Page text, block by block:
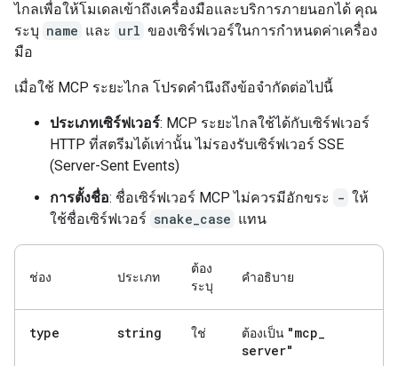
ไกลเพื่อให้โมเดลเข้าถึงเครื่องมือและบริการภายนอกได้ คุณ
ระบุ name และ url ของเซิร์ฟเวอร์ในการกำหนดค่าเครื่อง
มือ
เมื่อใช้ MCP ระยะไกล โปรดคำนึงถึงข้อจำกัดต่อไปนี้
ประเภทเซิร์ฟเวอร์: MCP ระยะไกลใช้ได้กับเซิร์ฟเวอร์
HTTP ที่สตรีมได้เท่านั้น ไม่รองรับเซิร์ฟเวอร์ SSE
(Server-Sent Events)
การตั้งชื่อ: ชื่อเซิร์ฟเวอร์ MCP ไม่ควรมีอักขระ - ให้
ใช้ชื่อเซิร์ฟเวอร์ snake_case แทน
ช่อง ประเภท
ต้อง
ระบุ
คำอธิบาย
type string ใช่ ต้องเป็น "mcp_
server"